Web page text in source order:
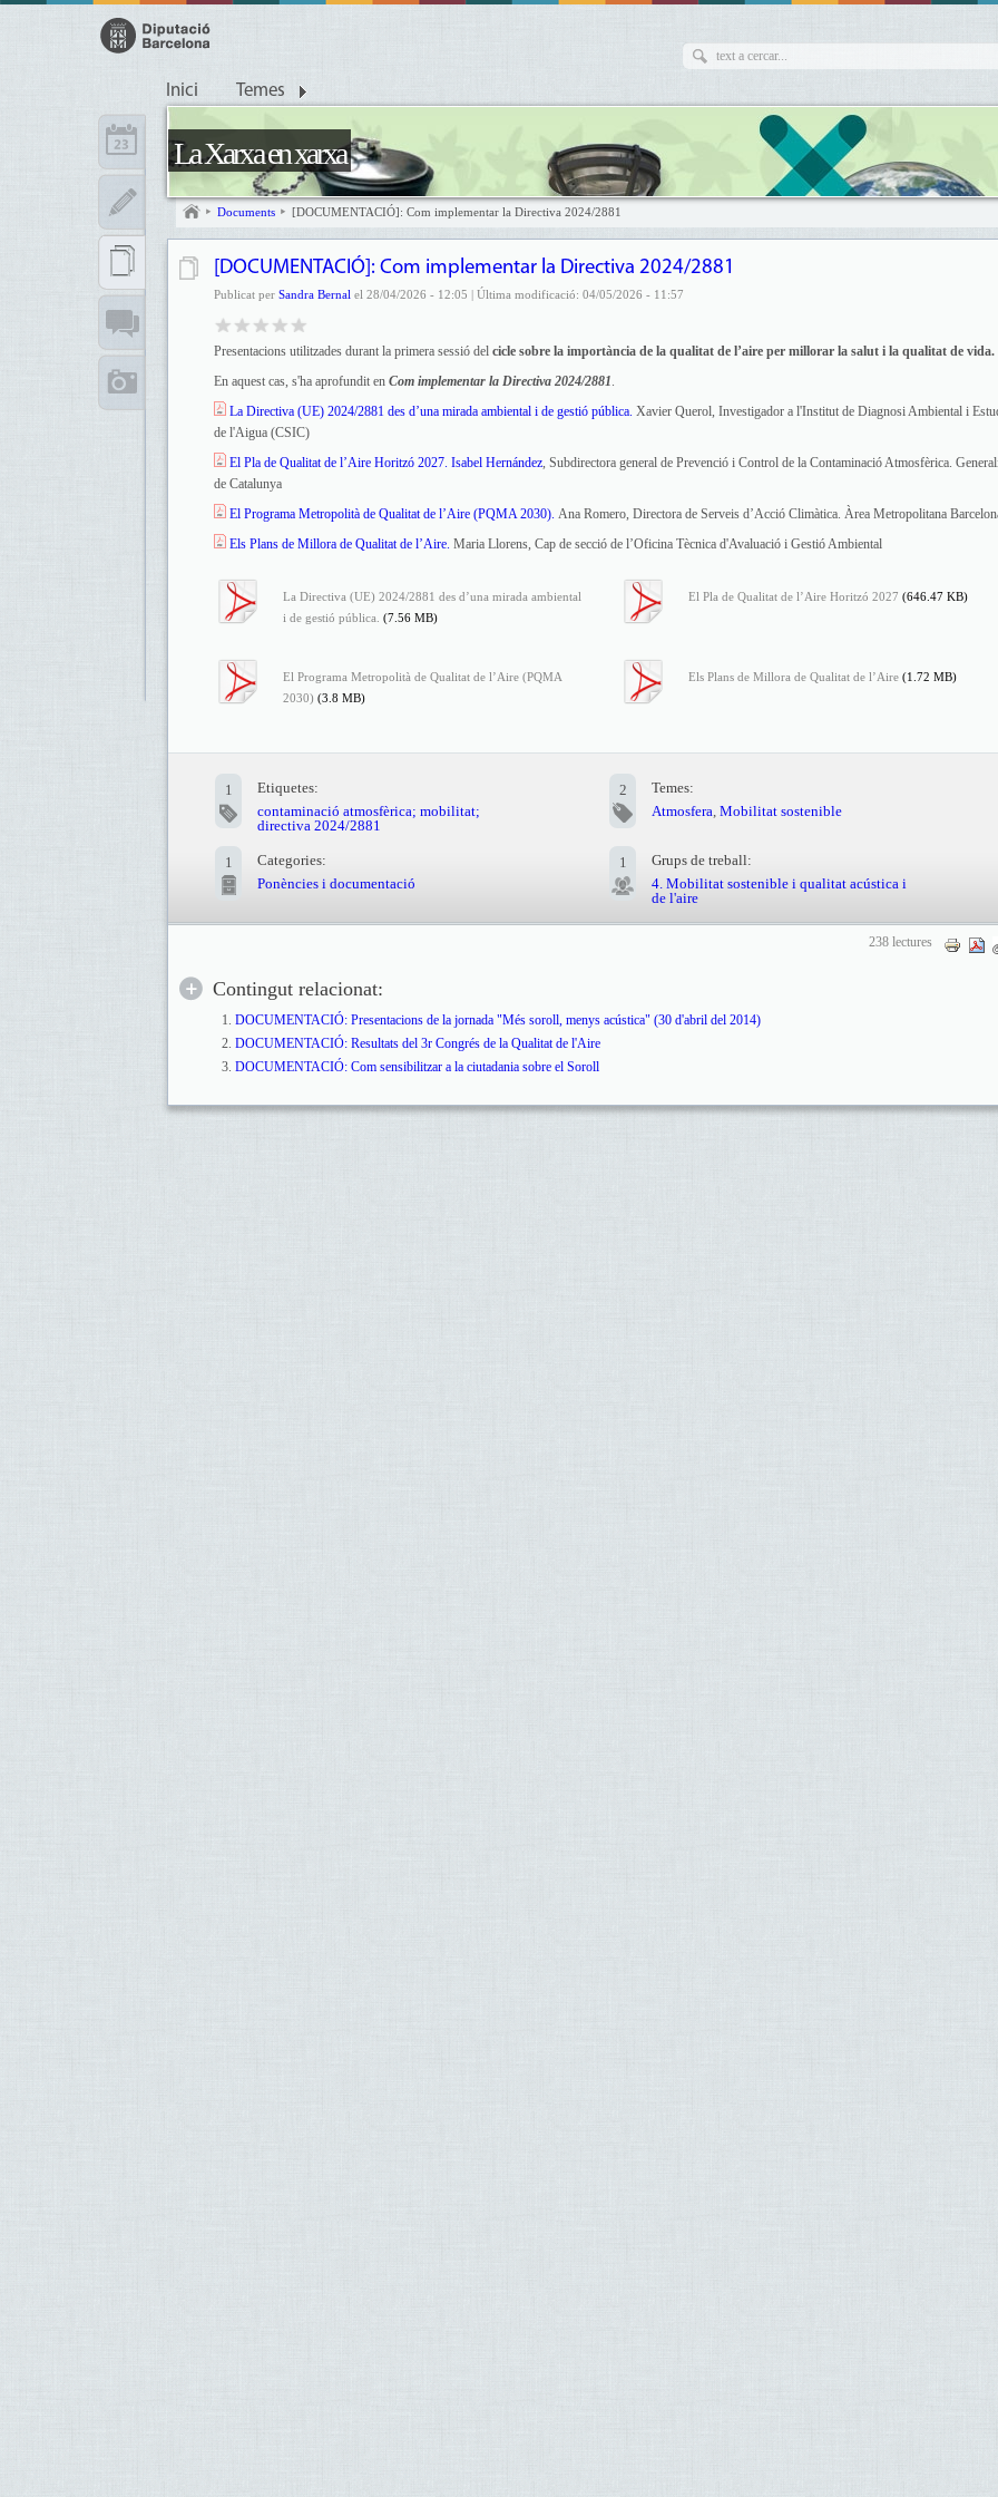
Inici Temes
La Xarxa en xarxa
Documents [DOCUMENTACIÓ]: Com implementar la Directiva 2024/2881
[DOCUMENTACIÓ]: Com implementar la Directiva 2024/2881
Publicat per Sandra Bernal el 28/04/2026 - 12:05 | Última modificació: 04/05/2026 - 11:57
Presentacions utilitzades durant la primera sessió del cicle sobre la importància de la qualitat de l’aire per millorar la salut i la qualitat de vida.
En aquest cas, s'ha aprofundit en Com implementar la Directiva 2024/2881.
La Directiva (UE) 2024/2881 des d’una mirada ambiental i de gestió pública. Xavier Querol, Investigador a l'Institut de Diagnosi Ambiental i
de l'Aigua (CSIC)
El Pla de Qualitat de l’Aire Horitzó 2027. Isabel Hernández, Subdirectora general de Prevenció i Control de la Contaminació Atmosfèrica.
de Catalunya
El Programa Metropolità de Qualitat de l’Aire (PQMA 2030). Ana Romero, Directora de Serveis d’Acció Climàtica. Àrea Metropolitana
Els Plans de Millora de Qualitat de l’Aire. Maria Llorens, Cap de secció de l’Oficina Tècnica d'Avaluació i Gestió Ambiental
La Directiva (UE) 2024/2881 des d’una mirada ambiental
i de gestió pública. (7.56 MB)
El Pla de Qualitat de l’Aire Horitzó 2027 (646.47 KB)
El Programa Metropolità de Qualitat de l’Aire (PQMA
2030) (3.8 MB)
Els Plans de Millora de Qualitat de l’Aire (1.72 MB)
1
Etiquetes:
contaminació atmosfèrica; mobilitat;
directiva 2024/2881
2
Temes:
Atmosfera, Mobilitat sostenible
1
Categories:
Ponències i documentació
1
Grups de treball:
4. Mobilitat sostenible i qualitat acústica i
de l'aire
238 lectures
Contingut relacionat:
DOCUMENTACIÓ: Presentacions de la jornada "Més soroll, menys acústica" (30 d'abril del 2014)
DOCUMENTACIÓ: Resultats del 3r Congrés de la Qualitat de l'Aire
DOCUMENTACIÓ: Com sensibilitzar a la ciutadania sobre el Soroll